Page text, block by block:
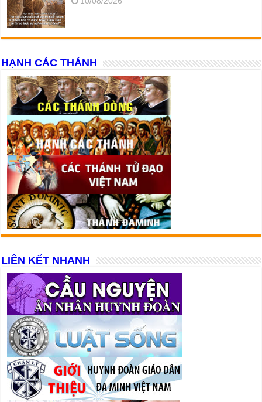
HẠNH CÁC THÁNH
LIÊN KẾT NHANH